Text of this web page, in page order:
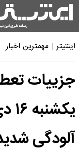
اینتیتر مهمترین اخبار
جزییات
آلودگی